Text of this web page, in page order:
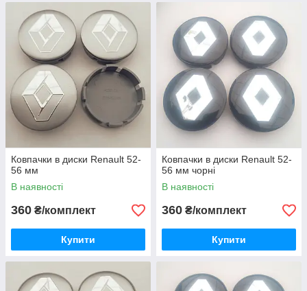
Ковпачки в диски Renault 52-
56 мм
В наявності
360 ₴/комплект
Купити
Ковпачки в диски Renault 52-
56 мм чорні
В наявності
360 ₴/комплект
Купити